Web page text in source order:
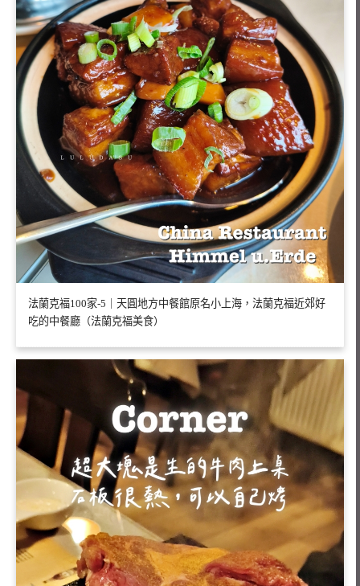
法蘭克福100家-5｜天圓地方中餐館原名小上海，法蘭克福近郊好
吃的中餐廳（法蘭克福美食）